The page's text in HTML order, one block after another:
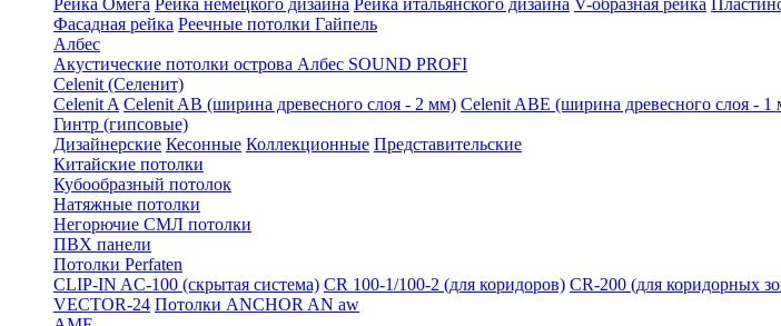
Рейка Омега Рейка немецкого дизайна Рейка итальянского дизайна V-образная рейка
Фасадная рейка Реечные потолки Гайпель
Албес
Акустические потолки острова Албес SOUND PROFI
Celenit (Селенит)
Celenit A Celenit AB (ширина древесного слоя - 2 мм) Celenit ABE (ширина древесного слоя - 1
Гинтр (гипсовые)
Дизайнерские Кесонные Коллекционные Представительские
Китайские потолки
Кубообразный потолок
Натяжные потолки
Негорючие СМЛ потолки
ПВХ панели
Потолки Perfaten
CLIP-IN AC-100 (скрытая система) CR 100-1/100-2 (для коридоров) CR-200 (для коридорных
VECTOR-24 Потолки ANCHOR AN aw